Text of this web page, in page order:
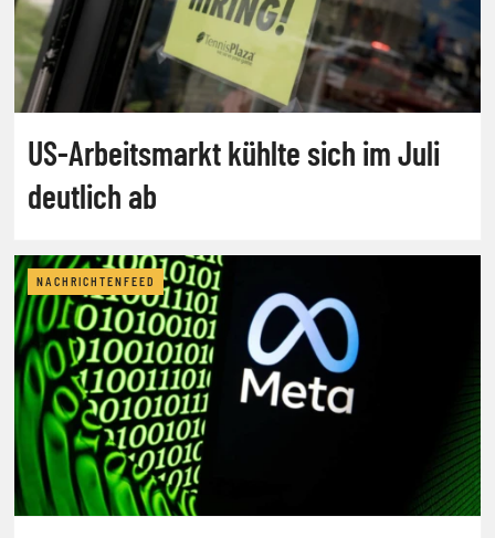
US-Arbeitsmarkt kühlte sich im Juli
deutlich ab
NACHRICHTENFEED